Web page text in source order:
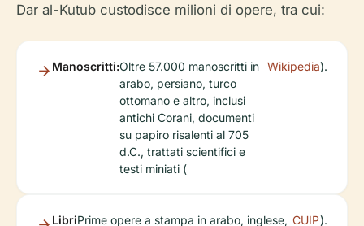
Dar al-Kutub custodisce milioni di opere, tra cui:
Manoscritti:Oltre 57.000 manoscritti in
arabo, persiano, turco
ottomano e altro, inclusi
antichi Corani, documenti
su papiro risalenti al 705
d.C., trattati scientifici e
testi miniati (
Wikipedia).
LibriPrime opere a stampa in arabo, inglese, CUIP).